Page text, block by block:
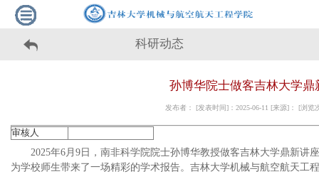
科研动态
孙博华院士做客吉林大学鼎
发布者： [发表时间]：2025-06-11 [来源]： [浏览
审核人
2025年6月9日，南非科学院院士孙博华教授做客吉林大学鼎新讲
为学校师生带来了一场精彩的学术报告。吉林大学机械与航空航天工